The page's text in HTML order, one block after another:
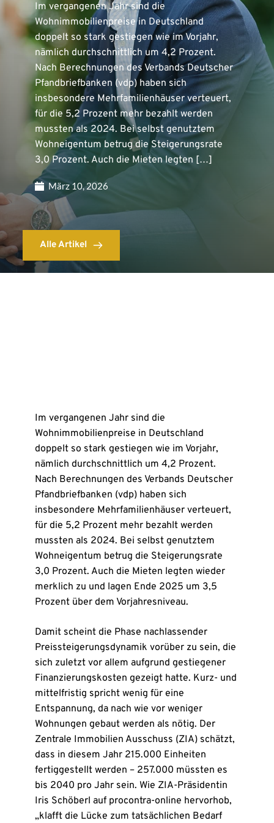
Im vergangenen Jahr sind die
Wohnimmobilienpreise in Deutschland
doppelt so stark gestiegen wie im Vorjahr,
nämlich durchschnittlich um 4,2 Prozent.
Nach Berechnungen des Verbands Deutscher
Pfandbriefbanken (vdp) haben sich
insbesondere Mehrfamilienhäuser verteuert,
für die 5,2 Prozent mehr bezahlt werden
mussten als 2024. Bei selbst genutztem
Wohneigentum betrug die Steigerungsrate
3,0 Prozent. Auch die Mieten legten […]
März 10, 2026
Alle Artikel
Im vergangenen Jahr sind die
Wohnimmobilienpreise in Deutschland
doppelt so stark gestiegen wie im Vorjahr,
nämlich durchschnittlich um 4,2 Prozent.
Nach Berechnungen des Verbands Deutscher
Pfandbriefbanken (vdp) haben sich
insbesondere Mehrfamilienhäuser verteuert,
für die 5,2 Prozent mehr bezahlt werden
mussten als 2024. Bei selbst genutztem
Wohneigentum betrug die Steigerungsrate
3,0 Prozent. Auch die Mieten legten wieder
merklich zu und lagen Ende 2025 um 3,5
Prozent über dem Vorjahresniveau.
Damit scheint die Phase nachlassender
Preissteigerungsdynamik vorüber zu sein, die
sich zuletzt vor allem aufgrund gestiegener
Finanzierungskosten gezeigt hatte. Kurz- und
mittelfristig spricht wenig für eine
Entspannung, da nach wie vor weniger
Wohnungen gebaut werden als nötig. Der
Zentrale Immobilien Ausschuss (ZIA) schätzt,
dass in diesem Jahr 215.000 Einheiten
fertiggestellt werden – 257.000 müssten es
bis 2040 pro Jahr sein. Wie ZIA-Präsidentin
Iris Schöberl auf procontra-online hervorhob,
„klafft die Lücke zum tatsächlichen Bedarf